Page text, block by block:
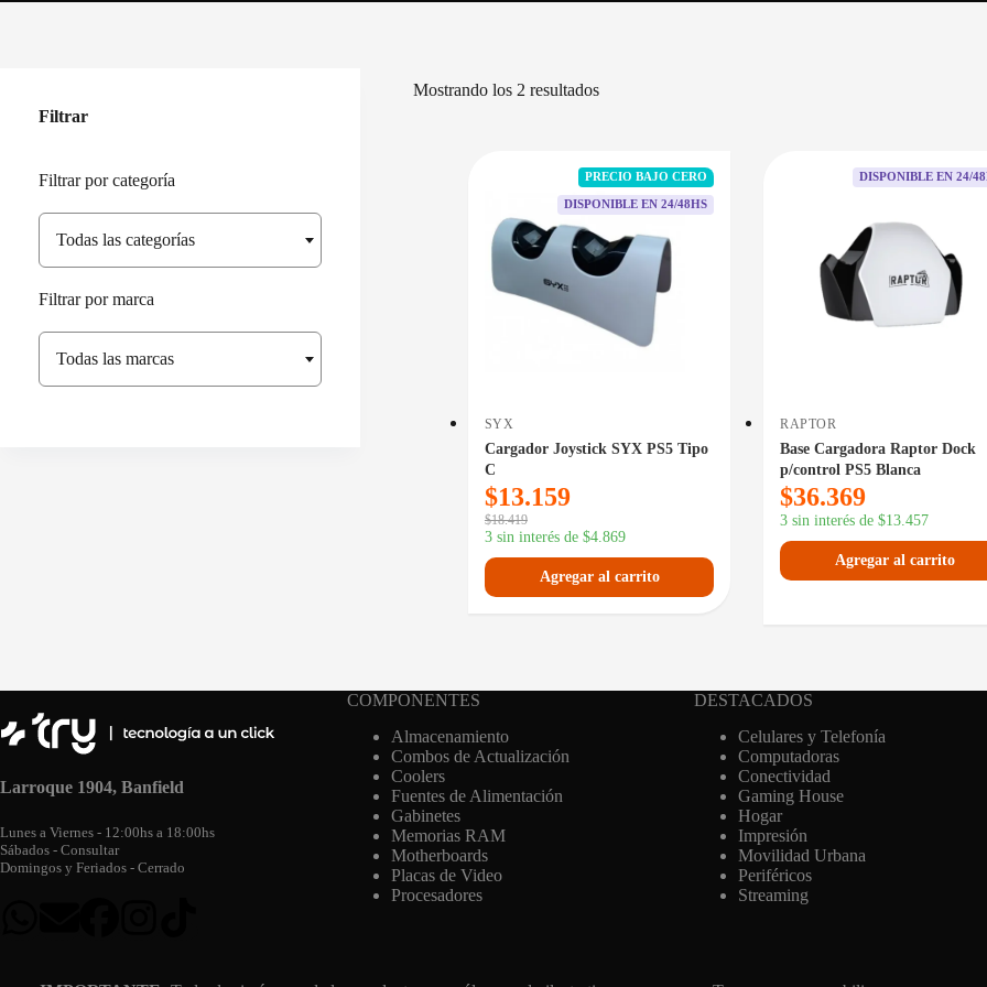
Mostrando los 2 resultadosSorted
to
high
PRECIO BAJO CERO
DISPONIBLE EN 24/48HS
SYX
Cargador Joystick SYX PS5 Tipo
C
$13.159
$18.419
3 sin interés de $4.869
Agregar al carrito
DISPONIBLE EN 24/
RAPTOR
Base Cargadora Raptor Dock
p/control PS5 Blanca
$36.369
3 sin interés de$13.457
Agregar al carrito
Filtrar
Filtrar por categoría
Todas las categorías
Filtrar por marca
Todas las marcas
Larroque 1904, Banfield
Lunes a Viernes - 12:00hs a 18:00hs
Sábados - Consultar
Domingos y Feriados - Cerrado
COMPONENTES
Almacenamiento
Combos de Actualización
Coolers
Fuentes de Alimentación
Gabinetes
Memorias RAM
Motherboards
Placas de Video
Procesadores
DESTACADOS
Celulares y Telefonía
Computadoras
Conectividad
Gaming House
Hogar
Impresión
Movilidad Urbana
Periféricos
Streaming